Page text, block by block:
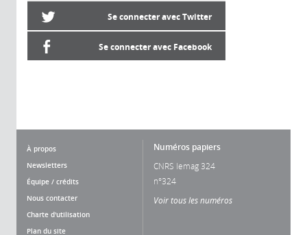
Se connecter avec Twitter
Se connecter avec Facebook
À propos
Newsletters
Équipe / crédits
Nous contacter
Charte d'utilisation
Plan du site
Numéros papiers
CNRS lemag 324
n°324
Voir tous les numéros